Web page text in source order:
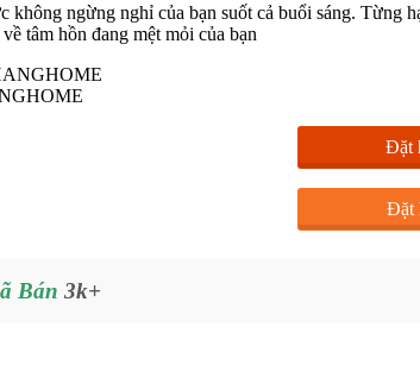
ngừng nghỉ của bạn suốt cả buổi sáng.
tâm hồn đang mệt mỏi của bạn
Đặt
Đặt
Bán 3k+